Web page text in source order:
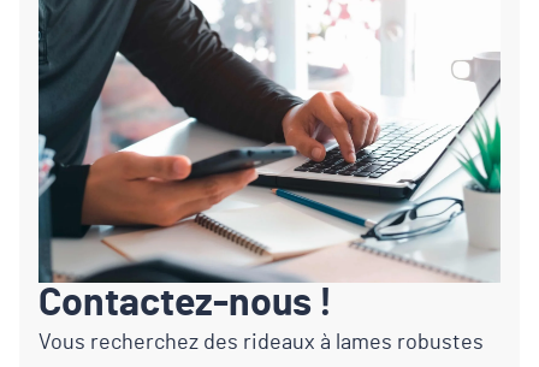
Contactez-nous !
Vous recherchez des rideaux à lames robustes